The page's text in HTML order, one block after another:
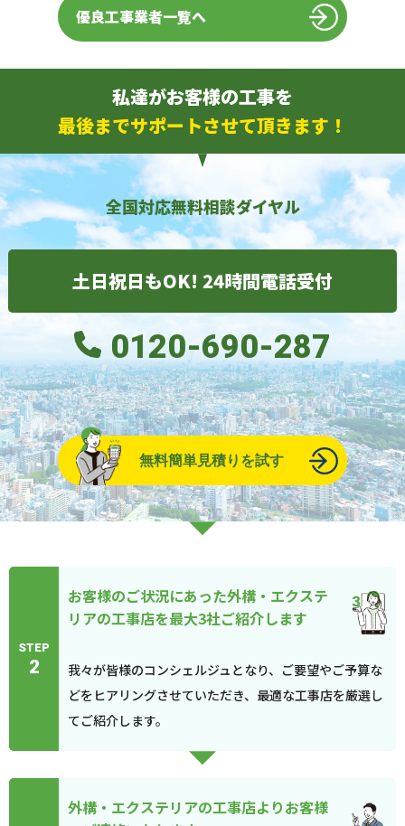
優良工事業者一覧へ
私達がお客様の工事を
最後までサポートさせて頂きます！
全国対応無料相談ダイヤル
土日祝日もOK! 24時間電話受付
0120-690-287
無料簡単見積りを試す
STEP
2
お客様のご状況にあった外構・エクステ
リアの工事店を最大3社ご紹介します
我々が皆様のコンシェルジュとなり、ご要望やご予算な
どをヒアリングさせていただき、最適な工事店を厳選し
てご紹介します。
外構・エクステリアの工事店よりお客様